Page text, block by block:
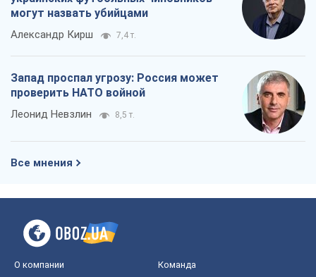
могут назвать убийцами
Александр Кирш 7,4 т.
Запад проспал угрозу: Россия может
проверить НАТО войной
Леонид Невзлин 8,5 т.
Все мнения
О компании Команда